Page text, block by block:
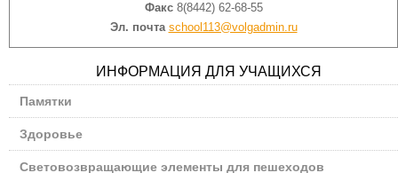
Факс8(8442) 62-68-55
Эл. почта school113@volgadmin.ru
ИНФОРМАЦИЯ ДЛЯ УЧАЩИХСЯ
Памятки
Здоровье
Световозвращающие элементы для пешеходов